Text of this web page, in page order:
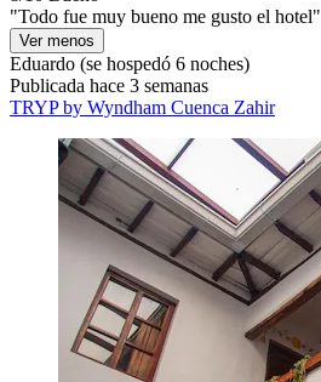
"Todo fue muy bueno me gusto el hotel"
Ver menos
Eduardo (se hospedó 6 noches)
Publicada hace 3 semanas
TRYP by Wyndham Cuenca Zahir